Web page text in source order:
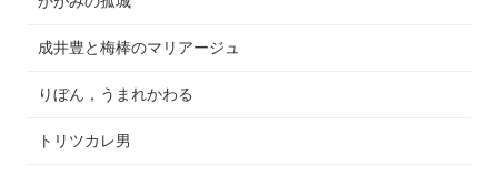
成井豊と梅棒のマリアージュ
りぼん，うまれかわる
トリツカレ男